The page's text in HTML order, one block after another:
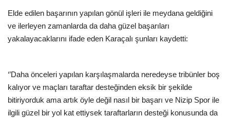
Elde edilen başarının yapılan gönül işleri ile meydana geldiğini
ve ilerleyen zamanlarda da daha güzel başarıları
yakalayacaklarını ifade eden Karaçalı şunları kaydetti:
‘’Daha önceleri yapılan karşılaşmalarda neredeyse tribünler boş
kalıyor ve maçları taraftar desteğinden eksik bir şekilde
bitiriyorduk ama artık öyle değil nasıl bir başarı ve Nizip Spor ile
ilgili güzel bir yol kat ettiysek taraftarların desteği konusunda da